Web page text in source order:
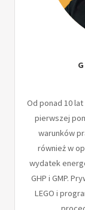
Od ponad 10
pierwszej
warunków
również w
wydatek
GHP i GMP.
LEGO i